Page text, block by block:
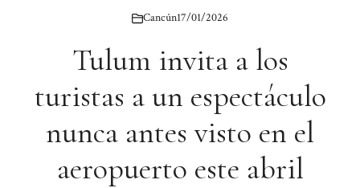
Cancún17/01/2026
Tulum invita a los
turistas a un espectáculo
nunca antes visto en el
aeropuerto este abril